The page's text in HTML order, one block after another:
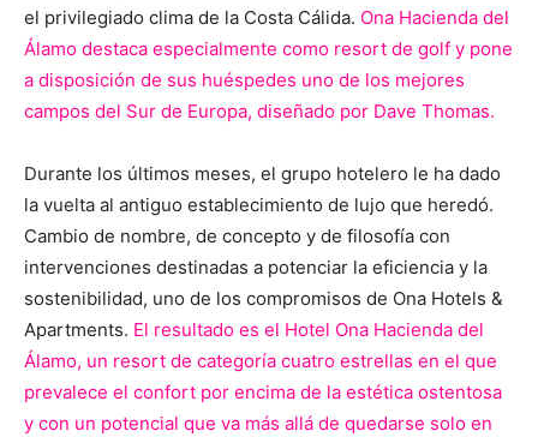
el privilegiado clima de la Costa Cálida. Ona Hacienda del
Álamo destaca especialmente como resort de golf y pone
a disposición de sus huéspedes uno de los mejores
campos del Sur de Europa, diseñado por Dave Thomas.
Durante los últimos meses, el grupo hotelero le ha dado
la vuelta al antiguo establecimiento de lujo que heredó.
Cambio de nombre, de concepto y de filosofía con
intervenciones destinadas a potenciar la eficiencia y la
sostenibilidad, uno de los compromisos de Ona Hotels &
Apartments. El resultado es el Hotel Ona Hacienda del
Álamo, un resort de categoría cuatro estrellas en el que
prevalece el confort por encima de la estética ostentosa
y con un potencial que va más allá de quedarse solo en